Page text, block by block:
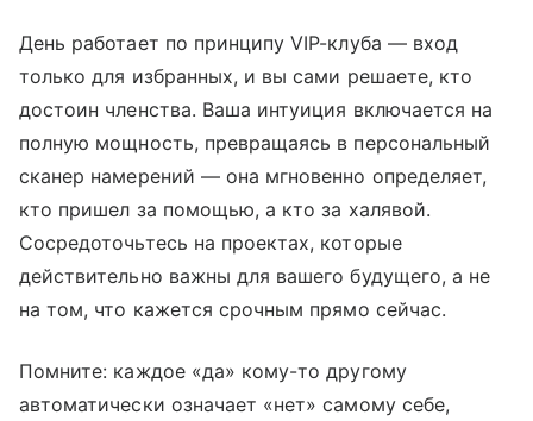
День работает по принципу VIP-клуба — вход
только для избранных, и вы сами решаете, кто
достоин членства. Ваша интуиция включается на
полную мощность, превращаясь в персональный
сканер намерений — она мгновенно определяет,
кто пришел за помощью, а кто за халявой.
Сосредоточьтесь на проектах, которые
действительно важны для вашего будущего, а не
на том, что кажется срочным прямо сейчас.
Помните: каждое «да» кому-то другому
автоматически означает «нет» самому себе,